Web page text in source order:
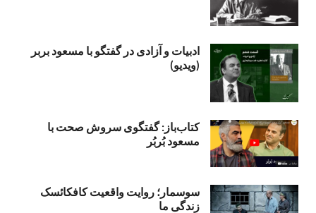
ادبیات و آزادی در گفتگو با مسعود بربر
(ویدیو)
کتاب‌باز: گفتگوی سروش صحت با
مسعود بُربُر
سوسمار؛ روایت واقعیت کافکائسک
زندگی ما